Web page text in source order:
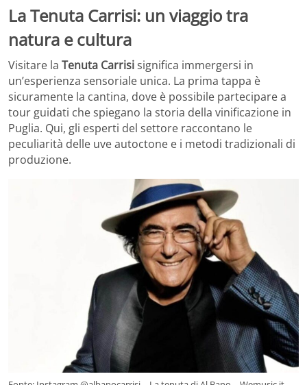
La Tenuta Carrisi: un viaggio tra
natura e cultura
Visitare la Tenuta Carrisisignifica immergersi in
un’esperienza sensoriale unica. La prima tappa è
sicuramente la cantina, dove è possibile partecipare a
tour guidati che spiegano la storia della vinificazione in
Puglia. Qui, gli esperti del settore raccontano le
peculiarità delle uve autoctone e i metodi tradizionali di
produzione.